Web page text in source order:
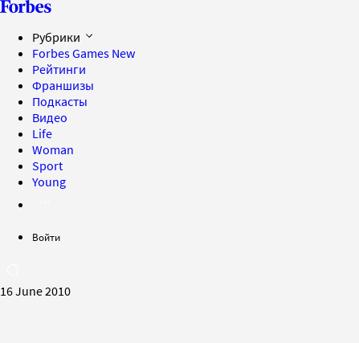
Рубрики
Forbes Games New
Рейтинги
Франшизы
Подкасты
Видео
Life
Woman
Sport
Young
Войти
16 June 2010